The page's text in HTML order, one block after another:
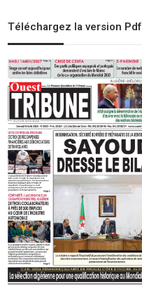
Téléchargez la version Pdf